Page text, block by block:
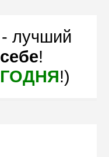
лучший
!
!)